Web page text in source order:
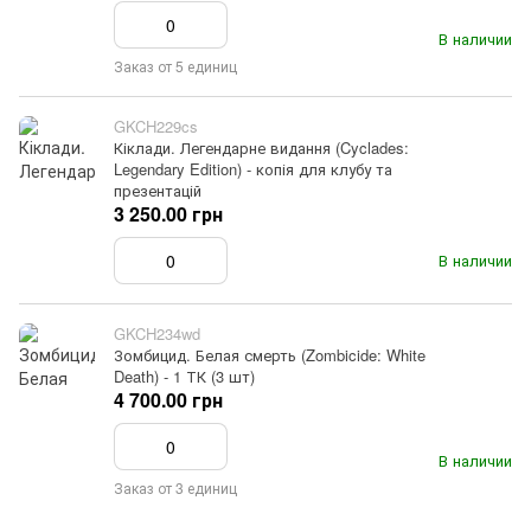
В наличии
Заказ от 5 единиц
GKCH229cs
Кіклади. Легендарне видання (Cyclades:
Legendary Edition) - копія для клубу та
презентацій
В наличии
3 250.00 грн
GKCH234wd
Зомбицид. Белая смерть (Zombicide: White
Death) - 1 ТК (3 шт)
В наличии
4 700.00 грн
Заказ от 3 единиц